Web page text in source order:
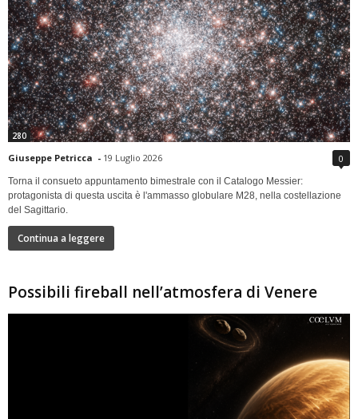
280
Giuseppe Petricca - 19 Luglio 2026 0
Torna il consueto appuntamento bimestrale con il Catalogo Messier:
protagonista di questa uscita è l'ammasso globulare M28, nella costellazione
del Sagittario.
Continua a leggere
Possibili fireball nell’atmosfera di Venere